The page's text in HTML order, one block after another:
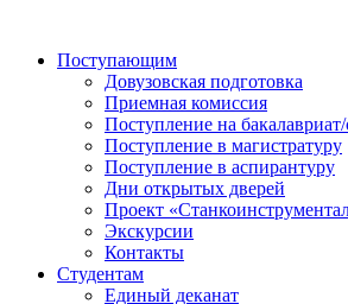
Поступающим
Довузовская подготовка
Приемная комиссия
Поступление на
Поступление в магистратуру
Поступление в аспирантуру
Дни открытых дверей
Проект
Экскурсии
Контакты
Студентам
Единый деканат